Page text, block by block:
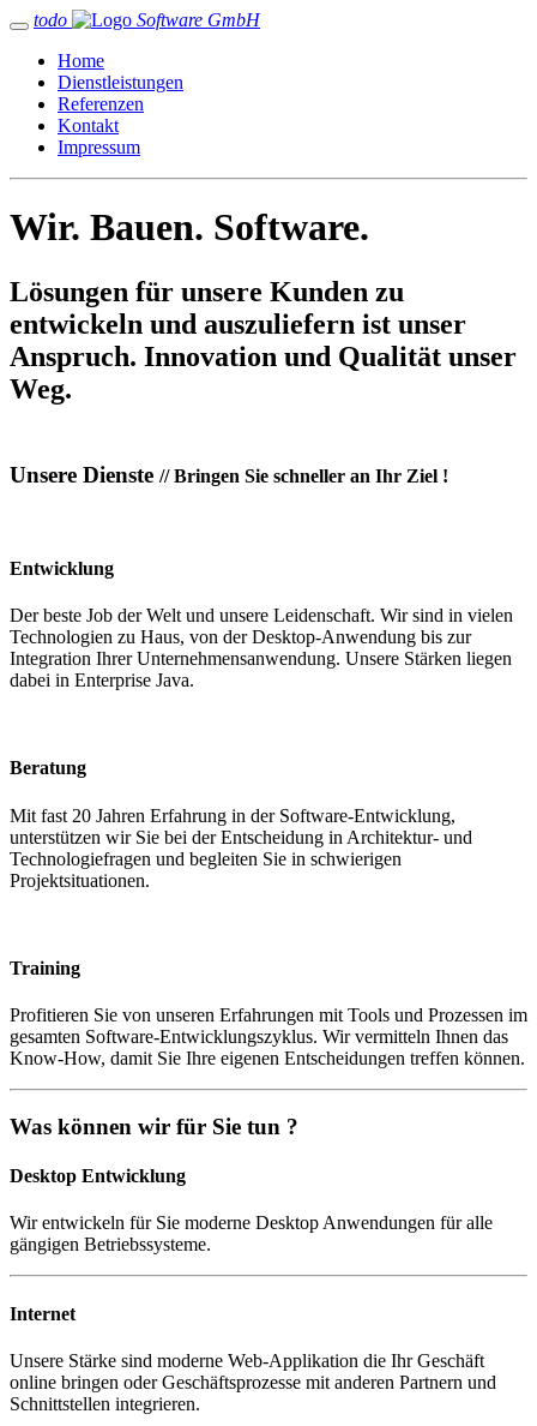
todo
Software GmbH
Home
Dienstleistungen
Referenzen
Kontakt
Impressum
Wir. Bauen. Software.
Lösungen für unsere Kunden zu
entwickeln und auszuliefern ist unser
Anspruch. Innovation und Qualität unser
Weg.
Unsere Dienste // Bringen Sie schneller an Ihr Ziel !
Entwicklung
Der beste Job der Welt und unsere Leidenschaft. Wir sind in vielen
Technologien zu Haus, von der Desktop-Anwendung bis zur
Integration Ihrer Unternehmensanwendung. Unsere Stärken liegen
dabei in Enterprise Java.
Beratung
Mit fast 20 Jahren Erfahrung in der Software-Entwicklung,
unterstützen wir Sie bei der Entscheidung in Architektur- und
Technologiefragen und begleiten Sie in schwierigen
Projektsituationen.
Training
Profitieren Sie von unseren Erfahrungen mit Tools und Prozessen im
gesamten Software-Entwicklungszyklus. Wir vermitteln Ihnen das
Know-How, damit Sie Ihre eigenen Entscheidungen treffen können.
Was können wir für Sie tun ?
Desktop Entwicklung
Wir entwickeln für Sie moderne Desktop Anwendungen für alle
gängigen Betriebssysteme.
Internet
Unsere Stärke sind moderne Web-Applikation die Ihr Geschäft
online bringen oder Geschäftsprozesse mit anderen Partnern und
Schnittstellen integrieren.